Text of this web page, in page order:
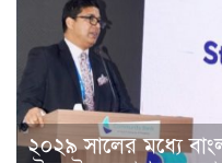
২০২৯ সালের মধ্যে